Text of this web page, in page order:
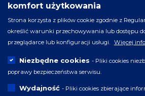
komfort użytkowania
Strona korzysta z plików cookie zgodnie z
określić warunki przechowywania lub dostępu
przeglądarce lub konfiguracji usługi.
Więcej
Niezbędne cookies - Pliki cookies
poprawy bezpieczeństwa serwisu.
Wydajność - Pliki cookies zbierające